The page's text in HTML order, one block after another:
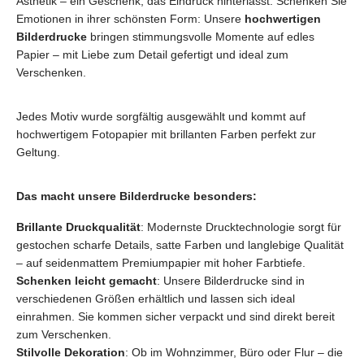
Emotionen in ihrer schönsten Form: Unsere hochwertigen
Bilderdrucke bringen stimmungsvolle Momente auf edles
Papier – mit Liebe zum Detail gefertigt und ideal zum
Verschenken.
Jedes Motiv wurde sorgfältig ausgewählt und kommt auf
hochwertigem Fotopapier mit brillanten Farben perfekt zur
Geltung.
Das macht unsere Bilderdrucke besonders:
Brillante Druckqualität: Modernste Drucktechnologie sorgt für
gestochen scharfe Details, satte Farben und langlebige Qualität
– auf seidenmattem Premiumpapier mit hoher Farbtiefe.
Schenken leicht gemacht: Unsere Bilderdrucke sind in
verschiedenen Größen erhältlich und lassen sich ideal
einrahmen. Sie kommen sicher verpackt und sind direkt bereit
zum Verschenken.
Stilvolle Dekoration: Ob im Wohnzimmer, Büro oder Flur – die